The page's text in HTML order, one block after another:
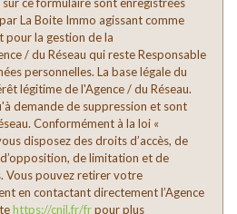
ans
24,79 %
38,21 %
ans
37 %
58,13 %
74,10 %
La Boite Immo agissant comme
la gestion de la
/ du Réseau qui reste Responsable
personnelles. La base légale du
légitime de l'Agence / du Réseau.
demande de suppression et sont
Conformément à la loi «
disposez des droits d’accès, de
de limitation et de
Vous pouvez retirer votre
en contactant directement l’Agence
https://cnil.fr/frpour plus